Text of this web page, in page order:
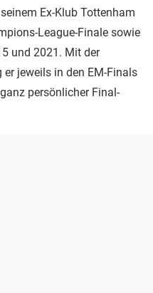
Ex-Klub Tottenham
League-Finale sowie
und 2021. Mit der
jeweils in den EM-Finals
persönlicher Final-